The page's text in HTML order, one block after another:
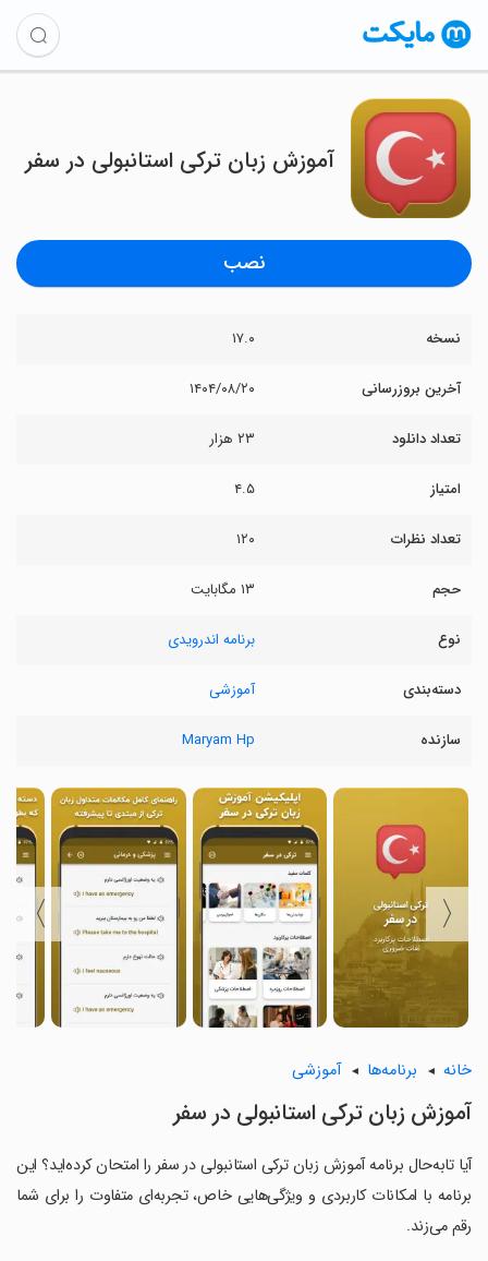
آموزش زبان ترکی استانبولی در سفر
نصب
نسخه ۱۷.۰
آخرین بروزرسانی ۱۴۰۴/۰۸/۲۰
تعداد دانلود ۲۳ هزار
امتیاز ۴.۵
تعداد نظرات ۱۲۰
حجم ۱۳ مگابایت
نوع برنامه اندرویدی
دسته‌بندی آموزشی
سازنده Maryam Hp
〈
〉
خانه برنامه‌ها آموزشی
آموزش زبان ترکی استانبولی در سفر
آیا تابه‌حال برنامه آموزش زبان ترکی استانبولی در سفر را امتحان کرده‌اید؟ این
برنامه با امکانات کاربردی و ویژگی‌هایی خاص، تجربه‌ای متفاوت را برای شما
رقم می‌زند.